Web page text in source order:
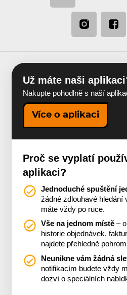
Už máte naši
Nakupte pohodlně s naší
Více o aplikaci
Proč se vyplatí
aplikaci?
Jednoduché spuštění
žádné zdlouhavé hledání
máte vždy po ruce.
Vše na jednom místě –
historie objednávek,
najdete přehledně
Neunikne vám žádná
notifikacím budete vždy
dozví o speciálních